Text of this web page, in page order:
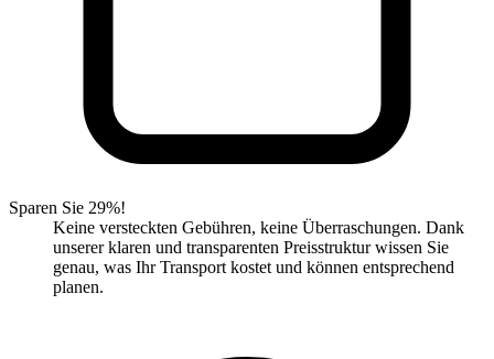
Sparen Sie 29%!
Keine versteckten Gebühren, keine Überraschungen. Dank
unserer klaren und transparenten Preisstruktur wissen Sie
genau, was Ihr Transport kostet und können entsprechend
planen.